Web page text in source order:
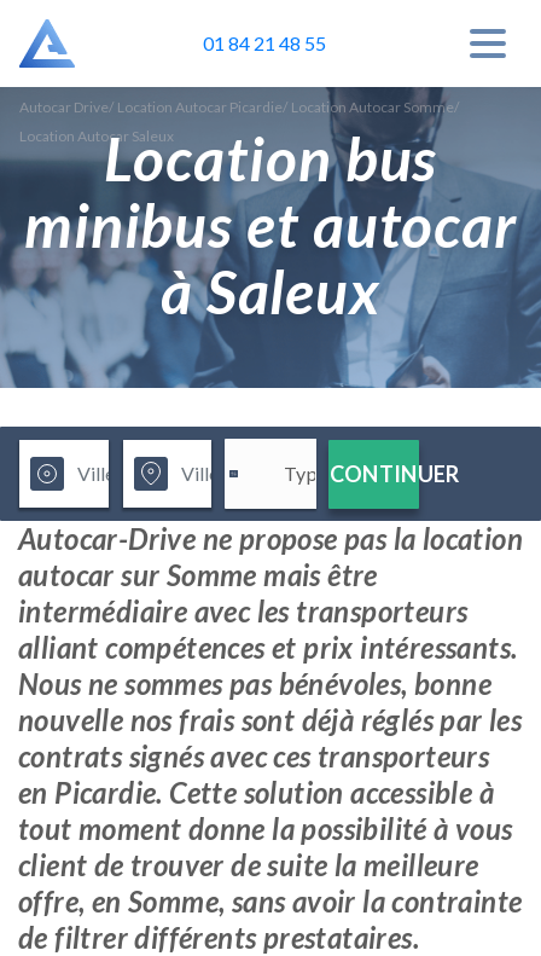
01 84 21 48 55
Autocar Drive/ Location Autocar Picardie/ Location Autocar Somme/
Location Autocar SaleuxLocation bus
minibus et autocar
à Saleux
CONTINUER
Autocar-Drive ne propose pas la location
autocar sur Somme mais être
intermédiaire avec les transporteurs
alliant compétences et prix intéressants.
Nous ne sommes pas bénévoles, bonne
nouvelle nos frais sont déjà réglés par les
contrats signés avec ces transporteurs
en Picardie. Cette solution accessible à
tout moment donne la possibilité à vous
client de trouver de suite la meilleure
offre, en Somme, sans avoir la contrainte
de filtrer différents prestataires.